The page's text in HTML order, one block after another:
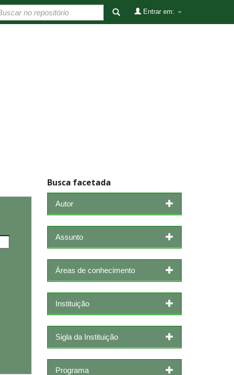
Entrar em:
Busca facetada
Autor
Assunto
Áreas de conhecimento
Instituição
Sigla da Instituição
Programa